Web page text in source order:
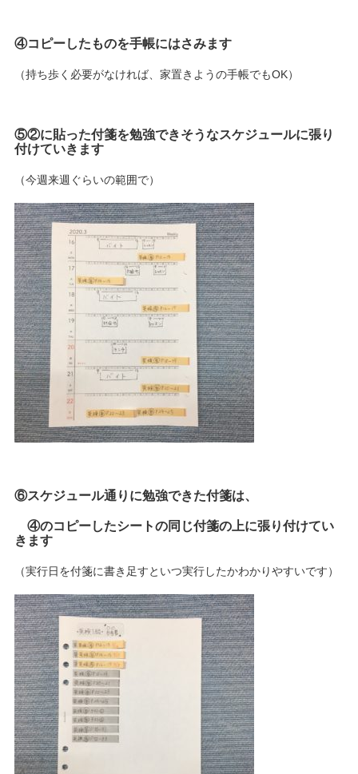
④コピーしたものを手帳にはさみます
（持ち歩く必要がなければ、家置きようの手帳でもOK）
⑤②に貼った付箋を勉強できそうなスケジュールに張り
付けていきます
（今週来週ぐらいの範囲で）
⑥スケジュール通りに勉強できた付箋は、
④のコピーしたシートの同じ付箋の上に張り付けてい
きます
（実行日を付箋に書き足すといつ実行したかわかりやすいです）